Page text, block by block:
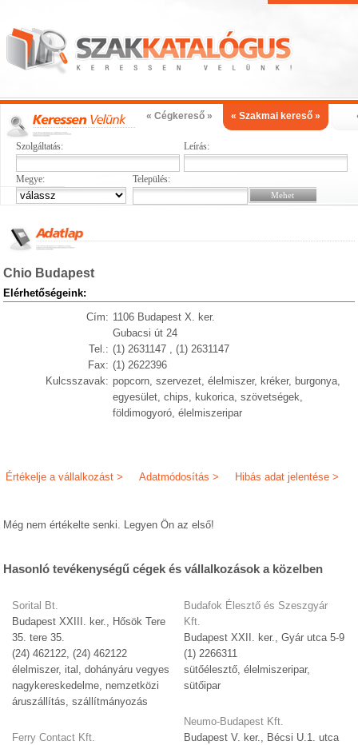
« Cégkereső » « Szakmai kereső »
Szolgáltatás: Leírás:
Megye: Település:
Chio Budapest
Elérhetőségeink:
Cím: 1106 Budapest X. ker.
Gubacsi út 24
Tel.: (1) 2631147 , (1) 2631147
Fax: (1) 2622396
Kulcsszavak: popcorn, szervezet, élelmiszer, kréker, burgonya,
egyesület, chips, kukorica, szövetségek,
földimogyoró, élelmiszeripar
Hibás adat jelentése >
Adatmódosítás >
Értékelje a vállalkozást >
Még nem értékelte senki. Legyen Ön az első!
Hasonló tevékenységű cégek és vállalkozások a közelben
Sorital Bt.
Budapest XXIII. ker., Hősök Tere
35. tere 35.
(24) 462122, (24) 462122
élelmiszer, ital, dohányáru vegyes
nagykereskedelme, nemzetközi
áruszállítás, szállítmányozás
Ferry Contact Kft.
Budafok Élesztő és Szeszgyár
Kft.
Budapest XXII. ker., Gyár utca 5-9
(1) 2266311
sütőélesztő, élelmiszeripar,
sütőipar
Neumo-Budapest Kft.
Budapest V. ker., Bécsi U.1. utca